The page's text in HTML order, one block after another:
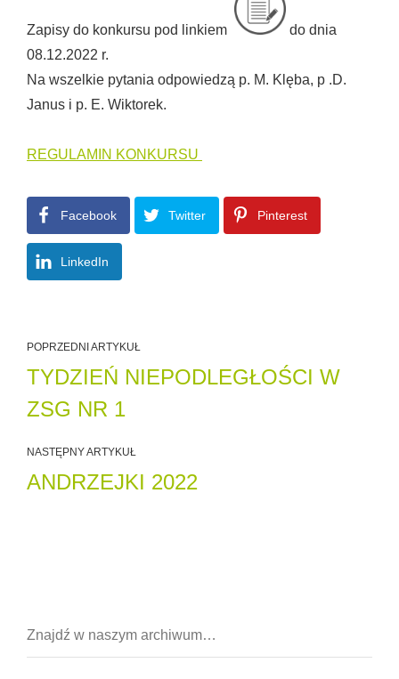
Zapisy do konkursu pod linkiem
do dnia
08.12.2022 r.
Na wszelkie pytania odpowiedzą p. M. Klęba, p .D.
Janus i p. E. Wiktorek.
REGULAMIN KONKURSU
Facebook Twitter Pinterest
LinkedIn
POPRZEDNI ARTYKUŁ
TYDZIEŃ NIEPODLEGŁOŚCI W
ZSG NR 1
NASTĘPNY ARTYKUŁ
ANDRZEJKI 2022